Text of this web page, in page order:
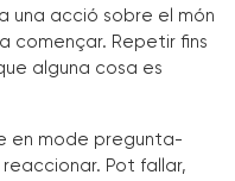
una acció sobre el món
començar. Repetir fins
alguna cosa es
en mode pregunta-
Pot fallar,